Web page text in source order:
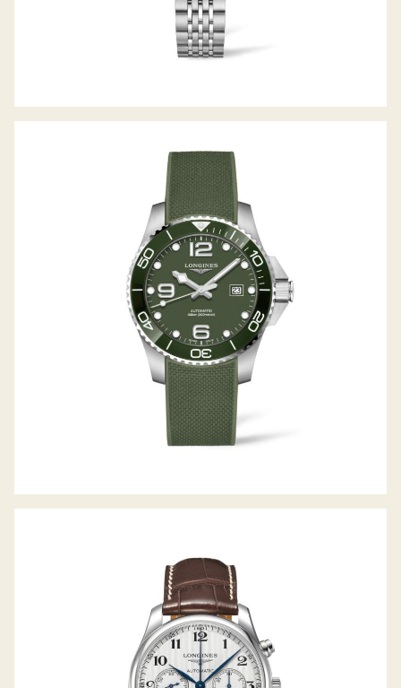
HYDROCONQUEST
THE MASTER COLLECTION